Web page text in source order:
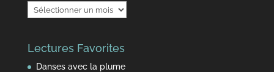
Au
fil
temps
Lectures Favorites
Danses avec la plume